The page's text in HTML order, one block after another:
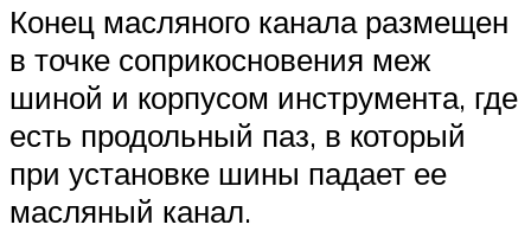
Конец масляного канала размещен
в точке соприкосновения меж
шиной и корпусом инструмента, где
есть продольный паз, в который
при установке шины падает ее
масляный канал.